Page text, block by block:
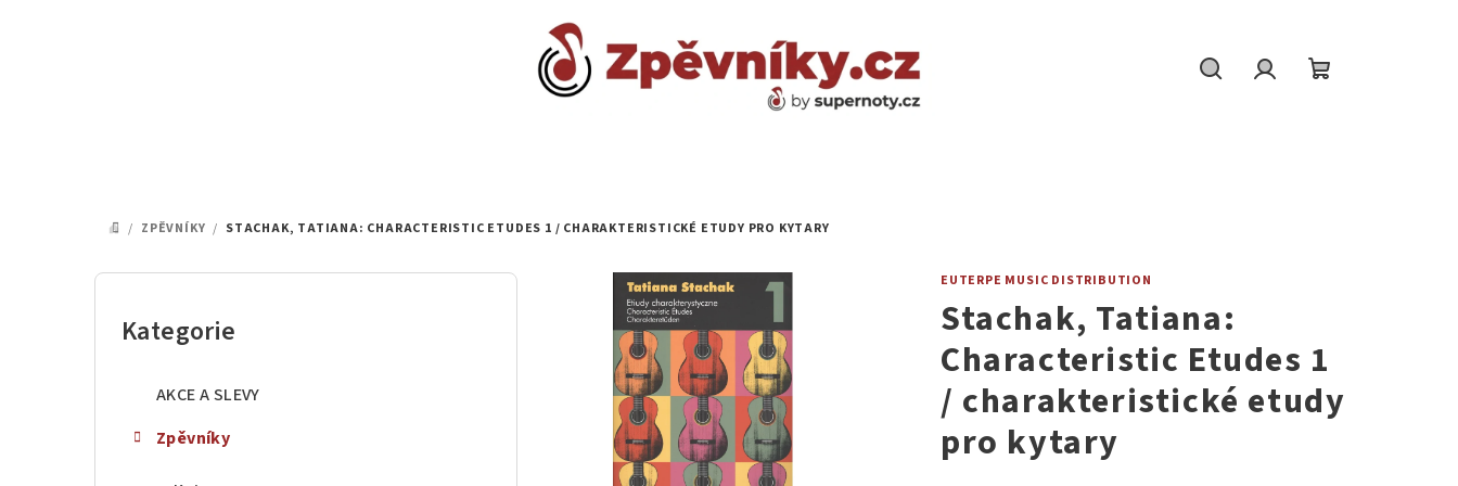
DOMŮ
/ ZPĚVNÍKY / STACHAK, TATIANA: CHARACTERISTIC ETUDES 1 / CHARAKTERISTICKÉ ETUDY PRO KYTARY
P
Přeskočit
Kategorie
AKCE A SLEVY
Zpěvníky
EUTERPE MUSIC DISTRIBUTION
Stachak, Tatiana:
Characteristic Etudes 1
/ charakteristické etudy
pro kytary